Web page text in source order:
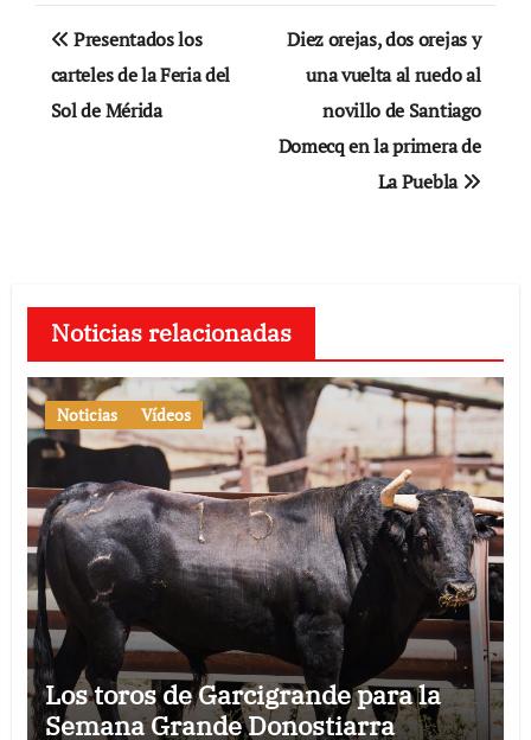
Navegación
de
entradas
Presentados los
carteles de la Feria del
Sol de Mérida
Diez orejas, dos orejas y
una vuelta al ruedo al
novillo de Santiago
Domecq en la primera de
La Puebla
Noticias relacionadas
Noticias Vídeos
Los toros de Garcigrande para la
Semana Grande Donostiarra